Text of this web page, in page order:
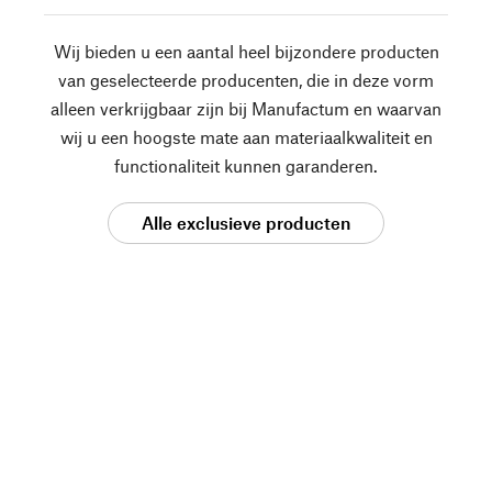
Wij bieden u een aantal heel bijzondere producten
van geselecteerde producenten, die in deze vorm
alleen verkrijgbaar zijn bij Manufactum en waarvan
wij u een hoogste mate aan materiaalkwaliteit en
functionaliteit kunnen garanderen.
Alle exclusieve producten